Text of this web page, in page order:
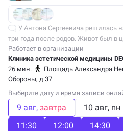
У Антона Сергеевича решилась
три года после родов. Живот был в
но кожа и нижняя складка вообще
ни питанием. Плюс был…
Работает в организации
Клиника эстетической медицины
26 мин.
Площадь Александра
Обороны, д 37
Выберите дату и время записи
9 авг завтра 10 авг пн
11:30
12:00 14:30